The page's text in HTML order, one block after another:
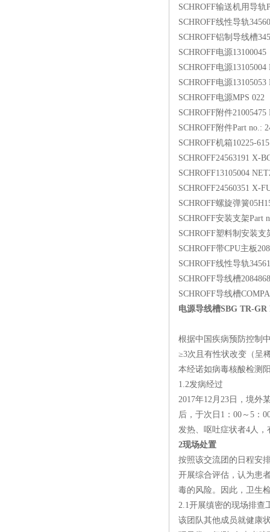
SCHROFF输送机用导轨
SCHROFF线性导轨
SCHROFF铝制导线槽
SCHROFF电源13100045
SCHROFF电源
SCHROFF电源
SCHROFF电源MPS 022
SCHROFF附件
SCHROFF附件Part no.:
SCHROFF机箱10225-615
SCHROFF24563191 X-
SCHROFF13105004
SCHROFF24560351 X-
SCHROFF螺旋弹簧
SCHROFF安装支架Part
SCHROFF塑料制安装支
SCHROFF带CPU主板
SCHROFF线性导轨
SCHROFF导线槽
SCHROFF导线槽
电源导线槽SBG TR-GR
根据中国疾病预防控制
≥3次且有性状改变（呈
本经诺如病毒核酸检测
1.2发病经过
2017年12月23日，境外
后，于次日1：00～5：
发热、呕吐症状者4人
2现场处置
按照该交流团的日程安
开展综合评估，认为患
毒的风险。因此，卫生
2.1开展缜密的现场排查
该团队其他成员就健康